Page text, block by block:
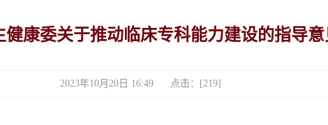
健康委关于推动临床专科能力建设的指导
2023年10月20日 16:49 点击：[219]